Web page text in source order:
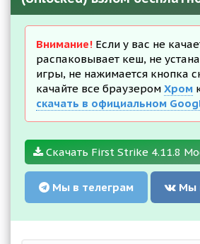
Внимание! Если у вас не
распаковывает кеш, не
игры, не нажимается кнопка
качайте все браузером Хром
скачать в официальном
Скачать First Strike 4.11.8
Мы в телеграм Мы